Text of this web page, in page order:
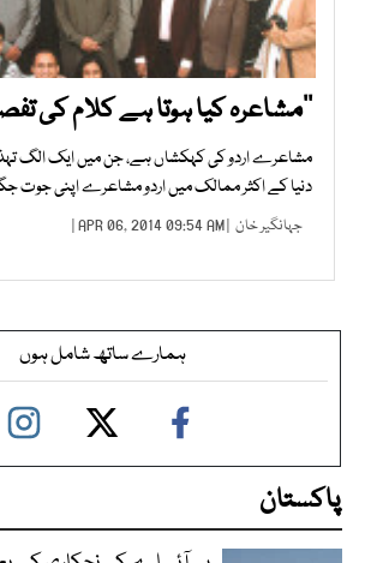
’’مشاعرہ کیا ہوتا ہے کلام کی
مشاعرے اردو کی کہکشاں ہے، جن میں ایک الگ
دنیا کے اکثر ممالک میں اردو مشاعرے اپنی جوت
جہانگیر خان | APR 06, 2014 09:54 AM |
ہمارے ساتھ شامل ہوں
پاکستان